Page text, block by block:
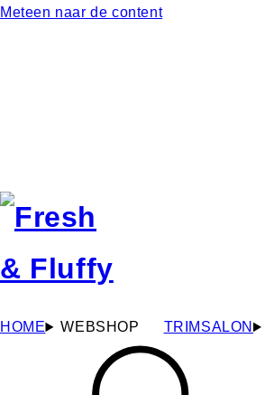
Meteen naar de content
HOME WEBSHOP TRIMSALON